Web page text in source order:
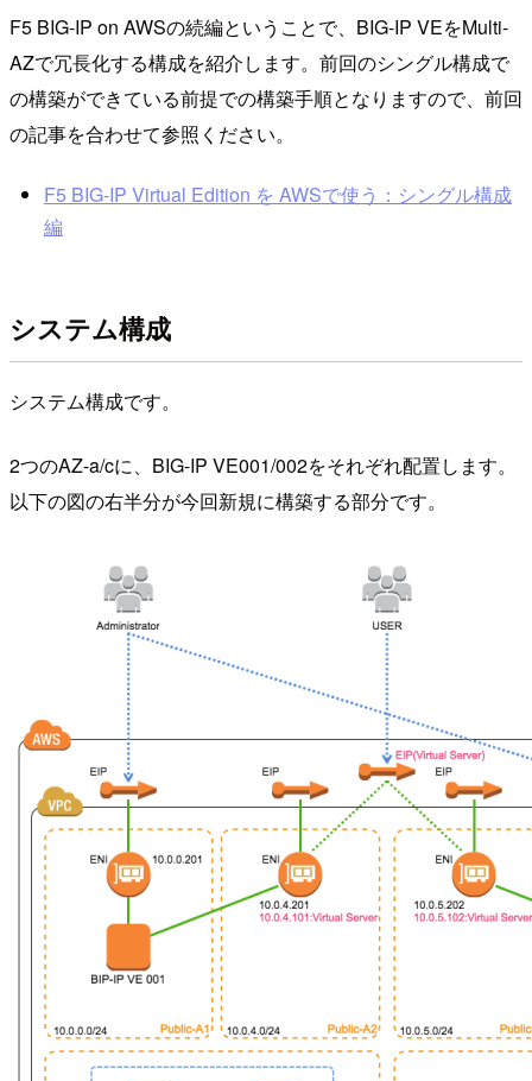
F5 BIG-IP on AWSの続編ということで、BIG-IP VEをMulti-
AZで冗長化する構成を紹介します。前回のシングル構成で
の構築ができている前提での構築手順となりますので、前回
の記事を合わせて参照ください。
F5 BIG-IP Virtual Edition を AWSで使う：シングル構成
編
システム構成
システム構成です。
2つのAZ-a/cに、BIG-IP VE001/002をそれぞれ配置します。
以下の図の右半分が今回新規に構築する部分です。